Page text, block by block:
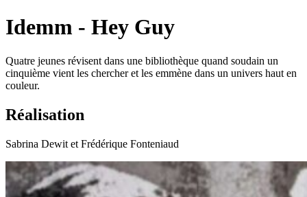
Idemm - Hey Guy
Quatre jeunes révisent dans une bibliothèque quand soudain un
cinquième vient les chercher et les emmène dans un univers haut en
couleur.
Réalisation
Sabrina Dewit et Frédérique Fonteniaud